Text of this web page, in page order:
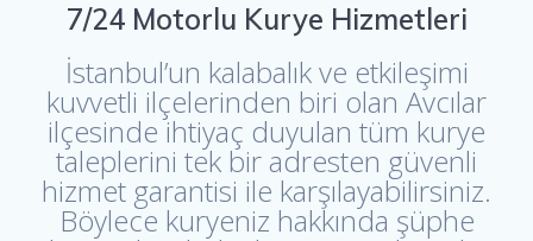
7/24 Motorlu Kurye Hizmetleri
İstanbul’un kalabalık ve etkileşimi
kuvvetli ilçelerinden biri olan Avcılar
ilçesinde ihtiyaç duyulan tüm kurye
taleplerini tek bir adresten güvenli
hizmet garantisi ile karşılayabilirsiniz.
Böylece kuryeniz hakkında şüphe